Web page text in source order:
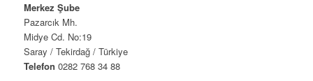
Merkez Şube
Pazarcık Mh.
Midye Cd. No:19
Saray / Tekirdağ / Türkiye
Telefon 0282 768 34 88